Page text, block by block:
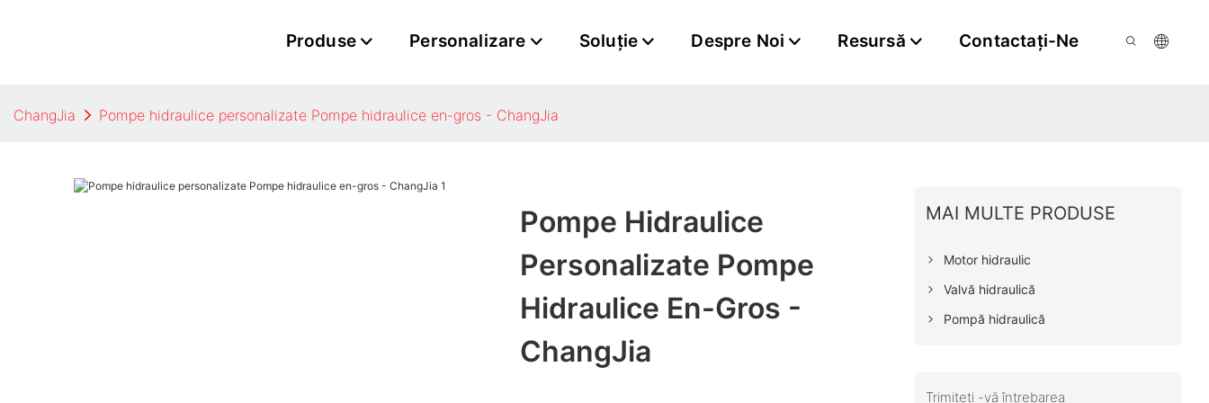
Produse Personalizare Soluţie Despre Noi Resursă Contactaţi-Ne
ChangJia Pompe hidraulice personalizate Pompe hidraulice en-gros - ChangJia
Pompe Hidraulice
Personalizate Pompe
Hidraulice En-Gros -
ChangJia
MAI MULTE PRODUSE
Motor hidraulic
Valvă hidraulică
Pompă hidraulică
Trimiteți -vă întrebarea